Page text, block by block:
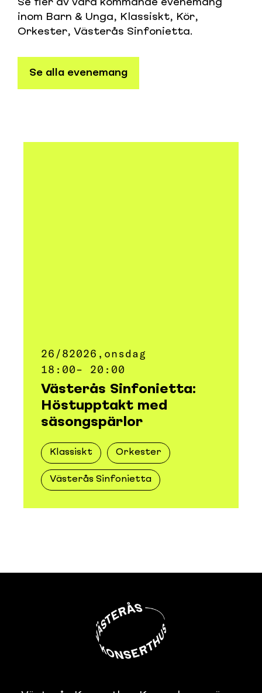
Se fler av våra kommande evenemang
inom Barn & Unga, Klassiskt, Kör,
Orkester, Västerås Sinfonietta.
Se alla evenemang
26/82026, onsdag
18:00– 20:00
Västerås Sinfonietta:
Höstupptakt med
säsongspärlor
Klassiskt Orkester
Västerås Sinfonietta